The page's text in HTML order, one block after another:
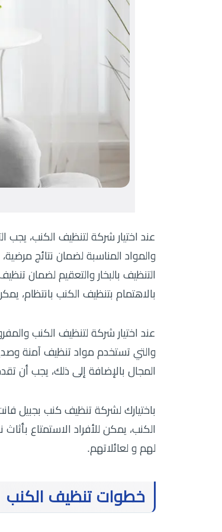
عند اختيار شركة لتنظيف الكنب،
والمواد المناسبة لضمان نتائج
التنظيف بالبخار والتعقيم لضمان
بالاهتمام بتنظيف الكنب بانتظام،
عند اختيار شركة لتنظيف الكنب
والتي تستخدم مواد تنظيف آمنة
المجال بالإضافة إلى ذلك، يجب أن
باختيارك لشركة تنظيف كنب بجبيل
الكنب، يمكن للأفراد الاستمتاع
لهم و لعائلاتهم.
خطوات تنظيف الكنب